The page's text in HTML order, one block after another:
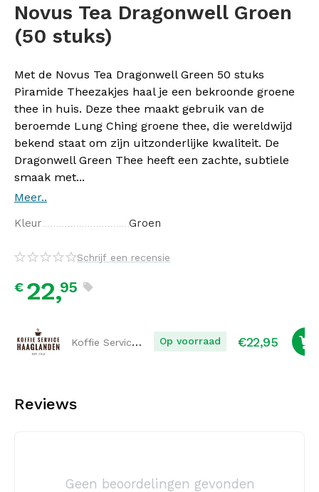
Novus Tea Dragonwell Groen
(50 stuks)
Met de Novus Tea Dragonwell Green 50 stuks
Piramide Theezakjes haal je een bekroonde groene
thee in huis. Deze thee maakt gebruik van de
beroemde Lung Ching groene thee, die wereldwijd
bekend staat om zijn uitzonderlijke kwaliteit. De
Dragonwell Green Thee heeft een zachte, subtiele
smaak met...
Meer..
Kleur Groen
Schrijf een recensie
€ 22,95
Koffie Service Haaglanden Op voorraad €22,95
Reviews
Geen beoordelingen gevonden